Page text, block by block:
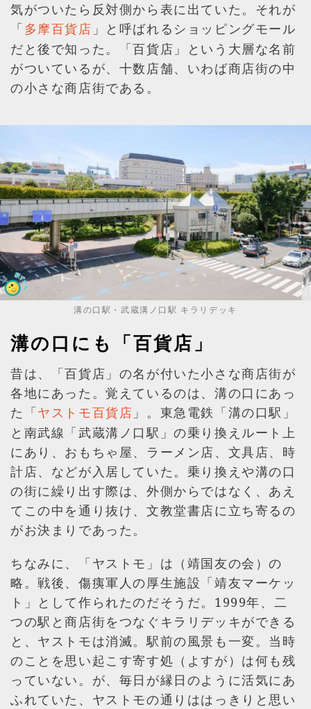
気がついたら反対側から表に出ていた。それが
「 多摩百貨店 」と呼ばれるショッピングモール
だと後で知った。「百貨店」という大層な名前
がついているが、十数店舗、いわば商店街の中
の小さな商店街である。
溝の口駅・武蔵溝ノ口駅 キラリデッキ
溝の口にも「百貨店」
昔は、「百貨店」の名が付いた小さな商店街が
各地にあった。覚えているのは、溝の口にあっ
た「ヤストモ百貨店 」。東急電鉄「溝の口駅」
と南武線「武蔵溝ノ口駅」の乗り換えルート上
にあり、おもちゃ屋、ラーメン店、文具店、時
計店、などが入居していた。乗り換えや溝の口
の街に繰り出す際は、外側からではなく、あえ
てこの中を通り抜け、文教堂書店に立ち寄るの
がお決まりであった。
ちなみに、「ヤストモ」は（靖国友の会）の
略。戦後、傷痍軍人の厚生施設「靖友マーケッ
ト」として作られたのだそうだ。1999年、二
つの駅と商店街をつなぐキラリデッキができる
と、ヤストモは消滅。駅前の風景も一変。当時
のことを思い起こす寄す処（よすが）は何も残
っていない。が、毎日が縁日のように活気にあ
ふれていた、ヤストモの通りははっきりと思い